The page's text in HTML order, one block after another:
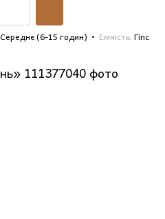
Середнє (6-15 годин) Емність Гіпс